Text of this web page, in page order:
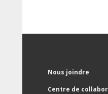
Nous joindre
Centre de